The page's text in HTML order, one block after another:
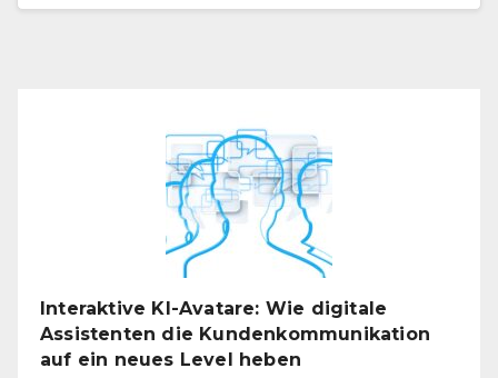
Interaktive KI-Avatare: Wie digitale
Assistenten die Kundenkommunikation
auf ein neues Level heben